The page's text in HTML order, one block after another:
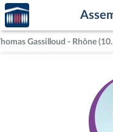
Aller au contenu
Aller en bas de la page
Accèder
à la
page
d'accueil
M. Thomas